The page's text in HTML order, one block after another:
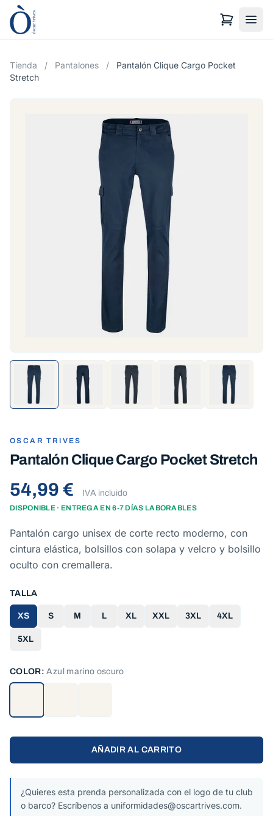
Tienda / Pantalones /
Pantalón Clique Cargo Pocket
Stretch
OSCAR TRIVES
Pantalón Clique Cargo Pocket Stretch
54,99 € IVA incluido
DISPONIBLE · ENTREGA EN 6-7 DÍAS LABORABLES
Pantalón cargo unisex de corte recto moderno, con
cintura elástica, bolsillos con solapa y velcro y bolsillo
oculto con cremallera.
TALLA
XS S M L XL XXL 3XL 4XL
5XL
COLOR:Azul marino oscuro
AÑADIR AL CARRITO
¿Quieres esta prenda personalizada con el logo de tu club
o barco? Escríbenos a uniformidades@oscartrives.com.